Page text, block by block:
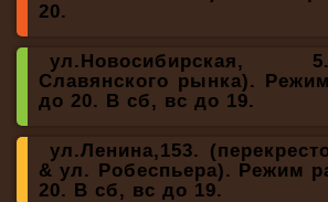
20.
Славянского рынка).
до 20. В сб, вс до 19.
ул.Ленина,153.
& ул. Робеспьера). Режим
20. В сб, вс до 19.